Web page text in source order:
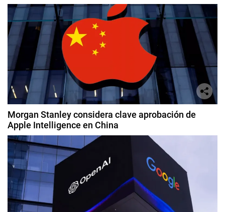
Morgan Stanley considera clave aprobación de
Apple Intelligence en China